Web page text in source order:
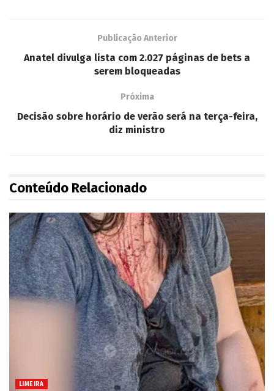
Publicação Anterior
Anatel divulga lista com 2.027 páginas de bets a
serem bloqueadas
Próxima
Decisão sobre horário de verão será na terça-feira,
diz ministro
Conteúdo Relacionado
LIMEIRA